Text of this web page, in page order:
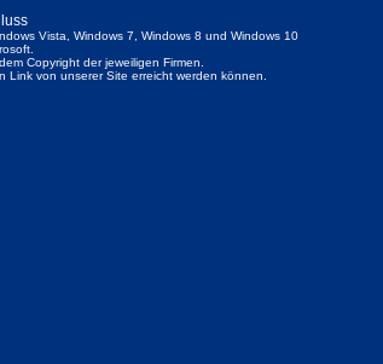
Vista, Windows 7, Windows 8 und Windows 10
Copyright der jeweiligen Firmen.
von unserer Site erreicht werden können.